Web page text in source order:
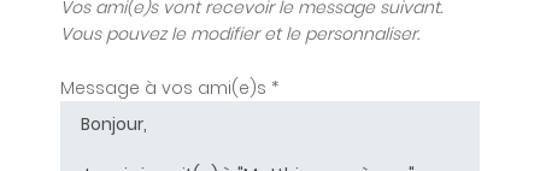
Chapitre 9
Vos ami(e)s vont recevoir le message suivant.
Vous pouvez le modifier et le personnaliser.
Message à vos ami(e)s *